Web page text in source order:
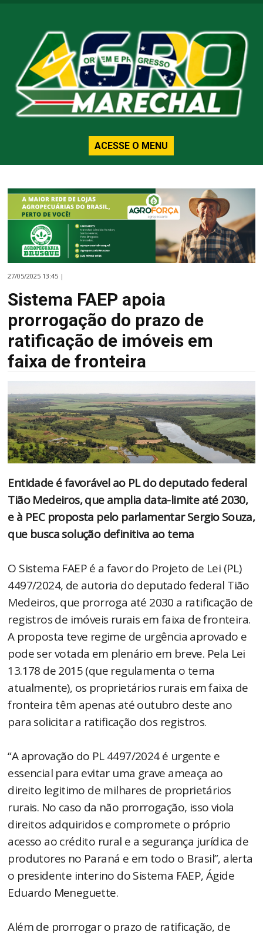
ACESSE O MENU
27/05/2025 13:45 |
Sistema FAEP apoia
prorrogação do prazo de
ratificação de imóveis em
faixa de fronteira
Entidade é favorável ao PL do deputado federal
Tião Medeiros, que amplia data-limite até 2030,
e à PEC proposta pelo parlamentar Sergio Souza,
que busca solução definitiva ao tema
O Sistema FAEP é a favor do Projeto de Lei (PL)
4497/2024, de autoria do deputado federal Tião
Medeiros, que prorroga até 2030 a ratificação de
registros de imóveis rurais em faixa de fronteira.
A proposta teve regime de urgência aprovado e
pode ser votada em plenário em breve. Pela Lei
13.178 de 2015 (que regulamenta o tema
atualmente), os proprietários rurais em faixa de
fronteira têm apenas até outubro deste ano
para solicitar a ratificação dos registros.
“A aprovação do PL 4497/2024 é urgente e
essencial para evitar uma grave ameaça ao
direito legitimo de milhares de proprietários
rurais. No caso da não prorrogação, isso viola
direitos adquiridos e compromete o próprio
acesso ao crédito rural e a segurança jurídica de
produtores no Paraná e em todo o Brasil”, alerta
o presidente interino do Sistema FAEP, Ágide
Eduardo Meneguette.
Além de prorrogar o prazo de ratificação, de